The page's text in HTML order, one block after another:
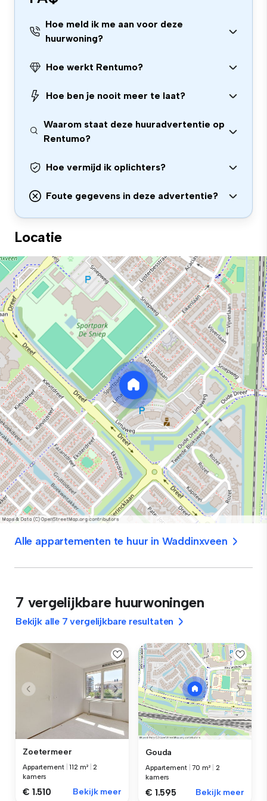
Hoe meld ik me aan voor deze
huurwoning?
Hoe werkt Rentumo?
Hoe ben je nooit meer te laat?
Waarom staat deze huuradvertentie op
Rentumo?
Hoe vermijd ik oplichters?
Foute gegevens in deze advertentie?
Locatie
Alle appartementen te huur in Waddinxveen
7 vergelijkbare huurwoningen
Bekijk alle 7 vergelijkbare resultaten
Zoetermeer
Appartement |112 m² |2
kamers
€ 1.510 Bekijk meer
Gouda
Appartement |70 m²
2
kamers
€ 1.595 Bekijk meer